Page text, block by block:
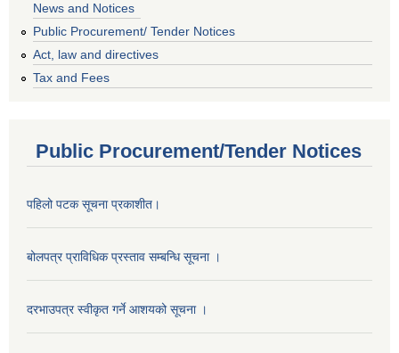
News and Notices
Public Procurement/ Tender Notices
Act, law and directives
Tax and Fees
Public Procurement/Tender Notices
पहिलो पटक सूचना प्रकाशीत।
बोलपत्र प्राविधिक प्रस्ताव सम्बन्धि सूचना ।
दरभाउपत्र स्वीकृत गर्ने आशयको सूचना ।